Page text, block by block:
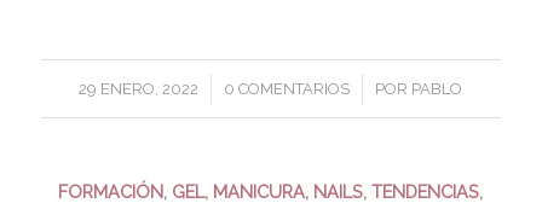
29 ENERO, 2022
/ 0 COMENTARIOS
/ POR PABLO
FORMACIÓN, GEL, MANICURA, NAILS,TENDENCIAS,